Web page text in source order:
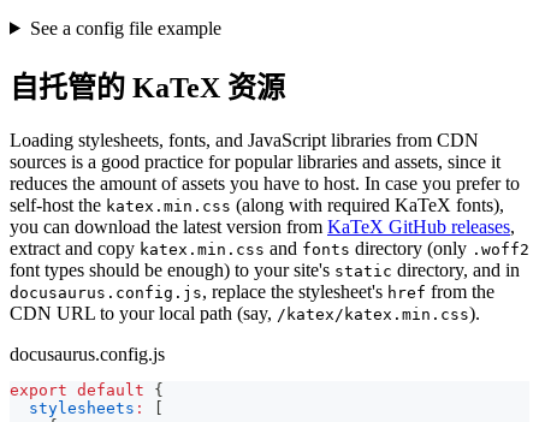
See a config file example
自托管的 KaTeX 资源
Loading stylesheets, fonts, and JavaScript libraries from CDN
sources is a good practice for popular libraries and assets, since it
reduces the amount of assets you have to host. In case you prefer to
self-host the katex.min.css (along with required KaTeX fonts),
you can download the latest version from KaTeX GitHub releases,
extract and copy katex.min.css and fonts directory (only .woff2
font types should be enough) to your site's static directory, and in
docusaurus.config.js, replace the stylesheet's href from the
CDN URL to your local path (say, /katex/katex.min.css).
docusaurus.config.js
export default
{
stylesheets :
[